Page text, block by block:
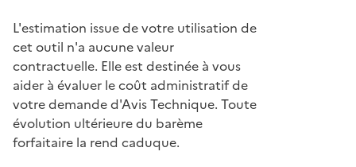
L'estimation issue de votre utilisation de
cet outil n'a aucune valeur
contractuelle. Elle est destinée à vous
aider à évaluer le coût administratif de
votre demande d'Avis Technique. Toute
évolution ultérieure du barème
forfaitaire la rend caduque.